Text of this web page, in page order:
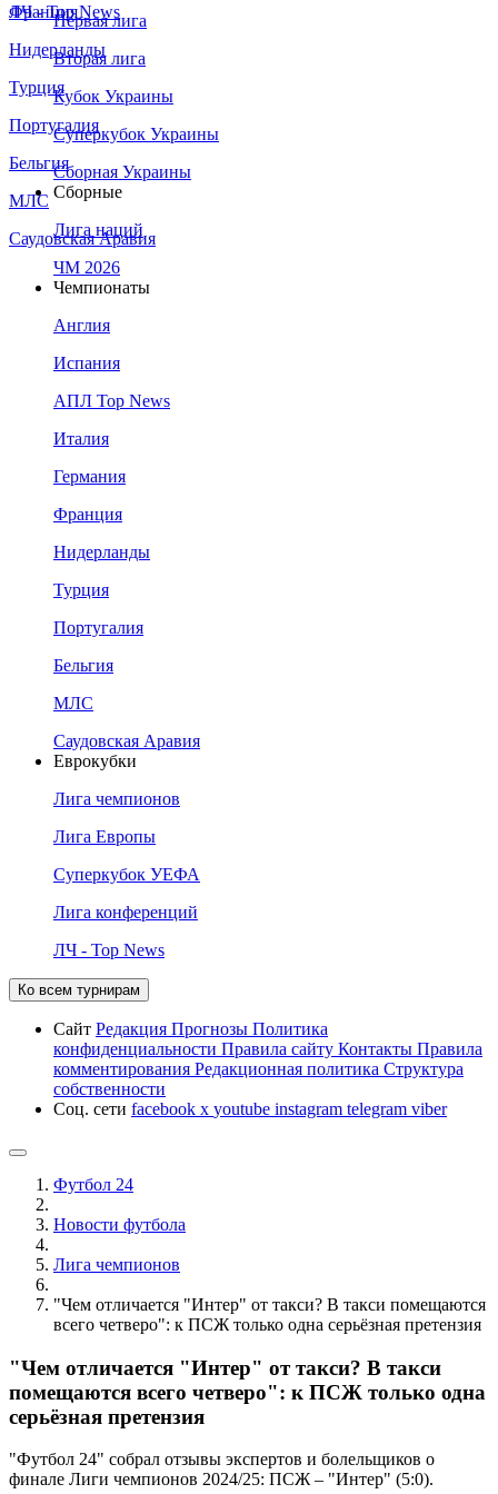
Франция
Нидерланды
Турция
Португалия
Бельгия
МЛС
Саудовская Аравия
ЛЧ - Top News
Первая лига
Вторая лига
Кубок Украины
Суперкубок Украины
Сборная Украины
Сборные
Лига наций
ЧМ 2026
Чемпионаты
Англия
Испания
АПЛ Top News
Италия
Германия
Франция
Нидерланды
Турция
Португалия
Бельгия
МЛС
Саудовская Аравия
Еврокубки
Лига чемпионов
Лига Европы
Суперкубок УЕФА
Лига конференций
ЛЧ - Top News
Ко всем турнирам
Сайт Редакция Прогнозы Политика
конфиденциальности Правила сайту Контакты Правила
комментирования Редакционная политика Структура
собственности
Соц. сети facebook x youtube instagram telegram viber
Футбол 24
Новости футбола
Лига чемпионов
"Чем отличается "Интер" от такси? В такси помещаются
всего четверо": к ПСЖ только одна серьёзная претензия
"Чем отличается "Интер" от такси? В такси
помещаются всего четверо": к ПСЖ только одна
серьёзная претензия
"Футбол 24" собрал отзывы экспертов и болельщиков о
финале Лиги чемпионов 2024/25: ПСЖ – "Интер" (5:0).